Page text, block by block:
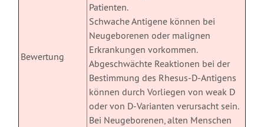
Bewertung
Patienten.
Schwache Antigene können bei
Neugeborenen oder malignen
Erkrankungen vorkommen.
Abgeschwächte Reaktionen bei der
Bestimmung des Rhesus-D-Antigens
können durch Vorliegen von weak D
oder von D-Varianten verursacht sein.
Bei Neugeborenen, alten Menschen